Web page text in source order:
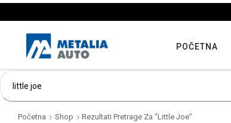
POČETNA
Početna Shop Rezultati Pretrage Za “little Joe”